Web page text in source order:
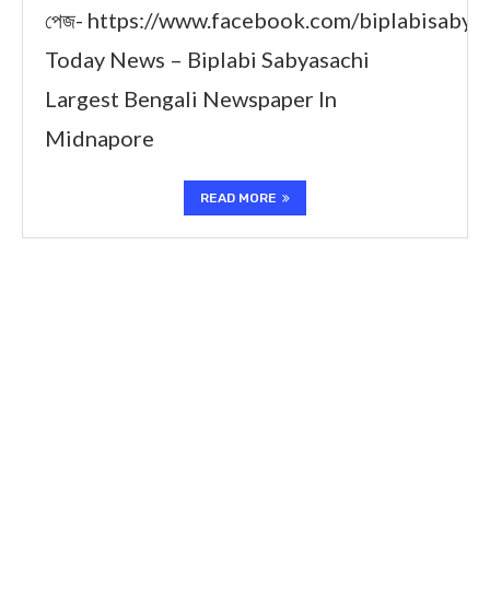
পেজ- https://www.facebook.com/
Today News – Biplabi Sabyasachi
Largest Bengali Newspaper In
Midnapore
READ MORE